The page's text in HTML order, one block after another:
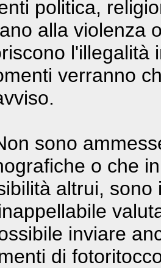
politica,
alla violenza
l'illegalità
verranno
sono
o che
altrui,
inviare
di